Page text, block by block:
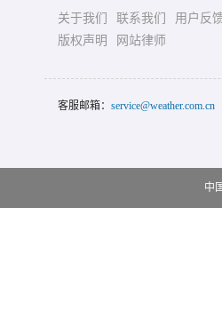
关于我们 联系我们
用户反
版权声明
网站律师
客服邮箱： service@weather.com.cn
中